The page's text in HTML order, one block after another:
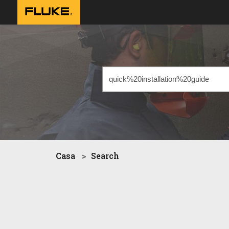
Casa Search